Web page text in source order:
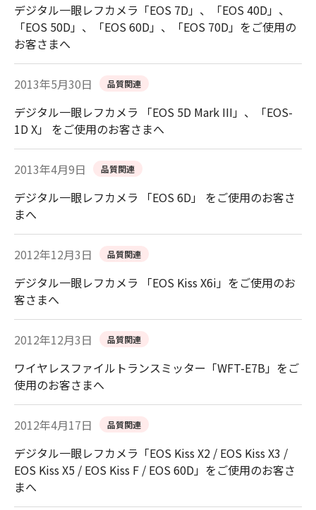
デジタル一眼レフカメラ「EOS 7D」、「EOS 40D」、
「EOS 50D」、「EOS 60D」、「EOS 70D」をご使用の
お客さまへ
2013年5月30日 品質関連
デジタル一眼レフカメラ 「EOS 5D Mark III」、「EOS-
1D X」 をご使用のお客さまへ
2013年4月9日 品質関連
デジタル一眼レフカメラ 「EOS 6D」 をご使用のお客さ
まへ
2012年12月3日 品質関連
デジタル一眼レフカメラ 「EOS Kiss X6i」をご使用のお
客さまへ
2012年12月3日 品質関連
ワイヤレスファイルトランスミッター「WFT-E7B」をご
使用のお客さまへ
2012年4月17日 品質関連
デジタル一眼レフカメラ「EOS Kiss X2 / EOS Kiss X3 /
EOS Kiss X5 / EOS Kiss F / EOS 60D」をご使用のお客さ
まへ